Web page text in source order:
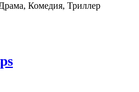
Комедия, Триллер